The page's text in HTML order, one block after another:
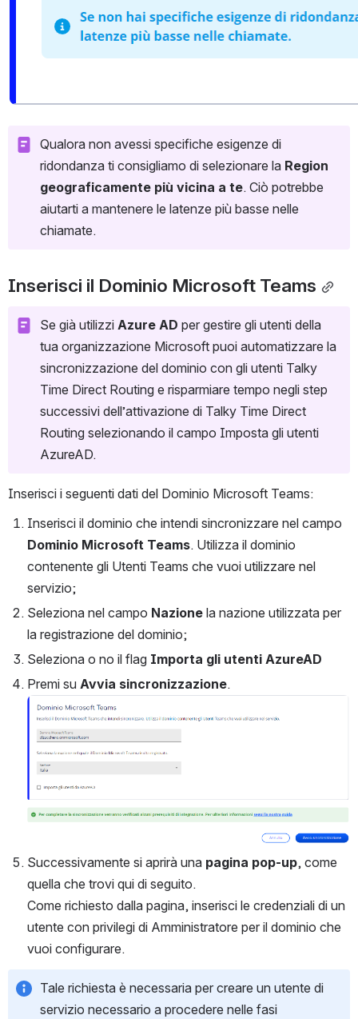
Qualora non avessi specifiche esigenze di
ridondanza ti consigliamo di selezionare la Region
geograficamente più vicina a te. Ciò potrebbe
aiutarti a mantenere le latenze più basse nelle
chiamate.
Inserisci il Dominio Microsoft Teams
Se già utilizzi Azure AD per gestire gli utenti della
tua organizzazione Microsoft puoi automatizzare la
sincronizzazione del dominio con gli utenti Talky
Time Direct Routing e risparmiare tempo negli step
successivi dell’attivazione di Talky Time Direct
Routing selezionando il campo Imposta gli utenti
AzureAD.
Inserisci i seguenti dati del Dominio Microsoft Teams:
Dominio Microsoft Teams. Utilizza il dominio
contenente gli Utenti Teams che vuoi utilizzare nel
servizio;
Seleziona nel campo Nazione la nazione utilizzata per
la registrazione del dominio;
Seleziona o no il flag Importa gli utenti AzureAD
Premi su Avvia sincronizzazione.
Open
Successivamente si aprirà una pagina pop-up, come
quella che trovi qui di seguito.
Come richiesto dalla pagina, inserisci le credenziali di un
utente con privilegi di Amministratore per il dominio che
vuoi configurare.
Tale richiesta è necessaria per creare un utente di
servizio necessario a procedere nelle fasi